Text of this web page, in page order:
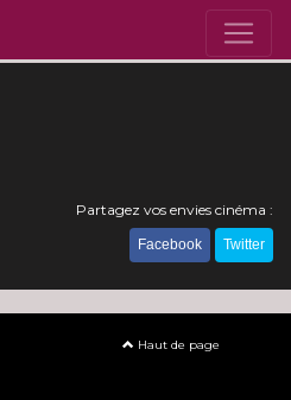
Partagez vos envies cinéma :
Facebook Twitter
Haut de page